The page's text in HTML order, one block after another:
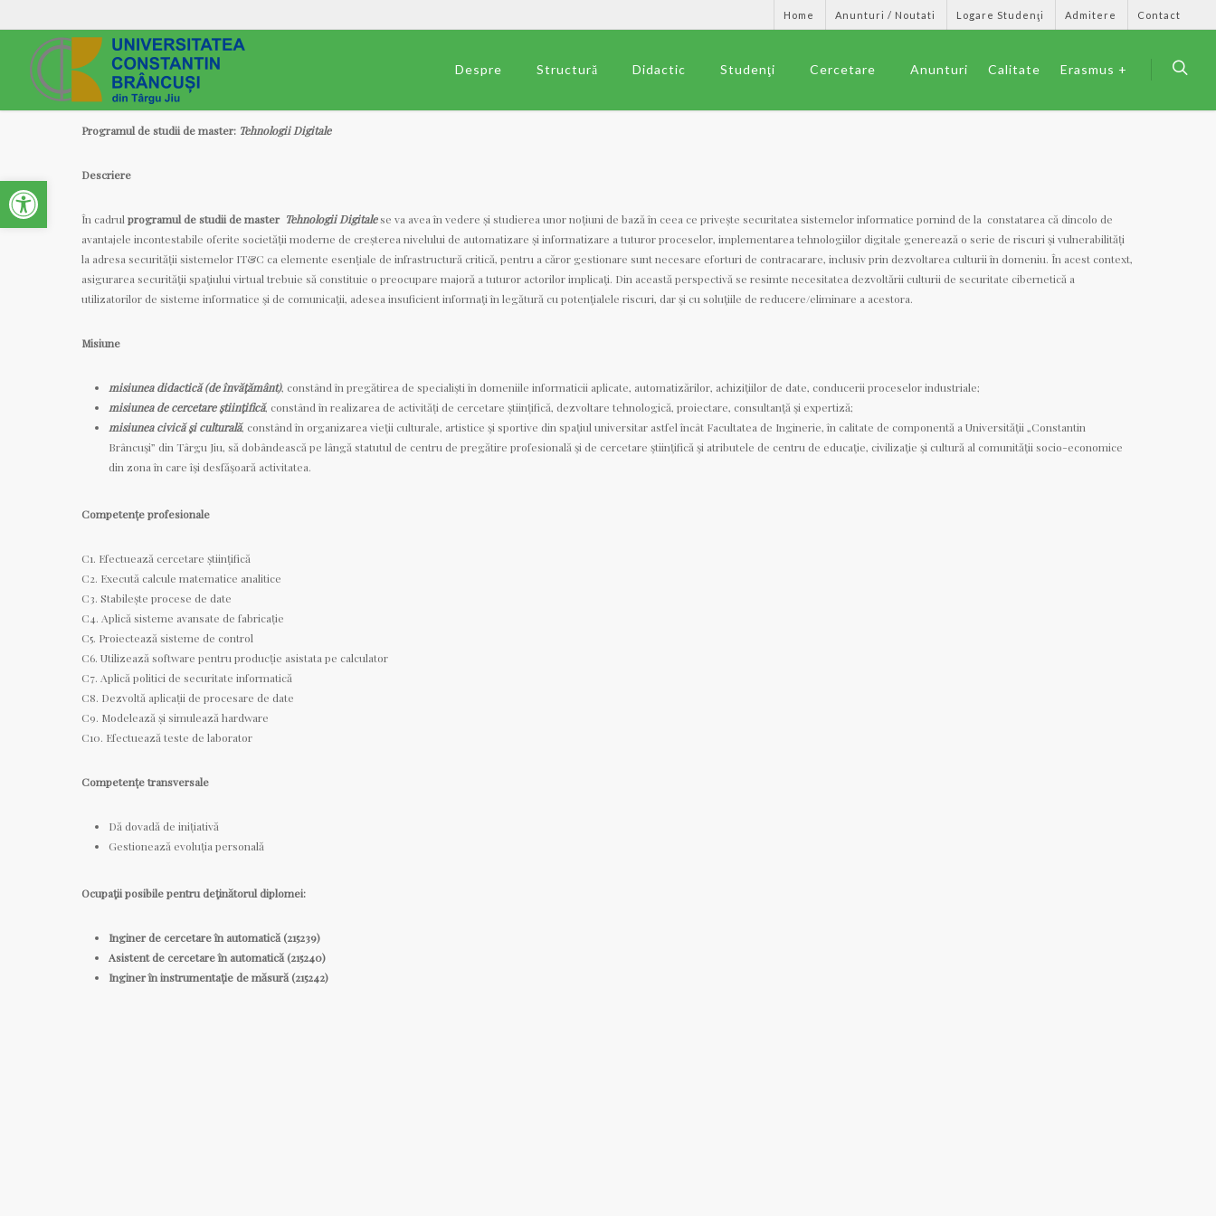
Open toolbar
Home Anunturi / Noutati Logare Studenţi Admitere Contact
Despre Structură Didactic Studenţi Cercetare Anunturi Calitate Erasmus +
Programul de studii de master: Tehnologii Digitale
Descriere
În cadrul programul de studii de master Tehnologii Digitalese va avea în vedere și studierea unor noțiuni de bază în ceea ce privește securitatea sistemelor informatice pornind de la constatarea că dincolo de
avantajele incontestabile oferite societății moderne de creșterea nivelului de automatizare și informatizare a tuturor proceselor, implementarea tehnologiilor digitale generează o serie de riscuri și vulnerabilități
la adresa securității sistemelor IT&C ca elemente esențiale de infrastructură critică, pentru a căror gestionare sunt necesare eforturi de contracarare, inclusiv prin dezvoltarea culturii în domeniu. În acest context,
asigurarea securităţii spaţiului virtual trebuie să constituie o preocupare majoră a tuturor actorilor implicaţi. Din această perspectivă se resimte necesitatea dezvoltării culturii de securitate cibernetică a
utilizatorilor de sisteme informatice şi de comunicaţii, adesea insuficient informaţi în legătură cu potenţialele riscuri, dar şi cu soluţiile de reducere/eliminare a acestora.
Misiune
misiunea didactică (de învăţământ), constând în pregătirea de specialişti în domeniile informaticii aplicate, automatizărilor, achiziţiilor de date, conducerii proceselor industriale;
misiunea de cercetare ştiinţifică, constând în realizarea de activități de cercetare științifică, dezvoltare tehnologică, proiectare, consultanţă şi expertiză;
misiunea civică şi culturală, constând în organizarea vieţii culturale, artistice şi sportive din spaţiul universitar astfel încât Facultatea de Inginerie, în calitate de componentă a Universităţii „Constantin
Brâncuşi” din Târgu Jiu, să dobândească pe lângă statutul de centru de pregătire profesională şi de cercetare ştiinţifică şi atributele de centru de educaţie, civilizaţie şi cultură al comunităţii socio-economice
din zona în care îşi desfăşoară activitatea.
Competențe profesionale
C1. Efectuează cercetare științifică
C2. Execută calcule matematice analitice
C3. Stabilește procese de date
C4. Aplică sisteme avansate de fabricație
C5. Proiectează sisteme de control
C6. Utilizează software pentru producție asistata pe calculator
C7. Aplică politici de securitate informatică
C8. Dezvoltă aplicații de procesare de date
C9. Modelează și simulează hardware
C10. Efectuează teste de laborator
Competențe transversale
Dă dovadă de inițiativă
Gestionează evoluția personală
Ocupaţii posibile pentru deţinătorul diplomei:
Inginer de cercetare în automatică (215239)
Asistent de cercetare în automatică (215240)
Inginer în instrumentație de măsură (215242)